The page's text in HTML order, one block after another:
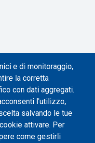
e di monitoraggio,
la corretta
con dati aggregati.
l'utilizzo,
salvando le tue
attivare. Per
come gestirli